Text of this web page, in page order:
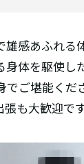
感あふれる
体を駆使した
ご堪能くだ
も大歓迎で